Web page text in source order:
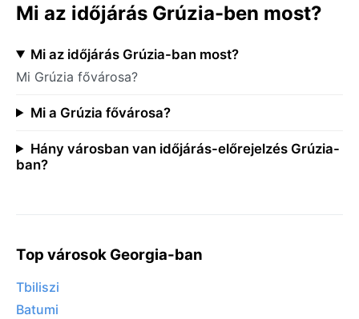
Mi az időjárás Grúzia-ben most?
Mi az időjárás Grúzia-ban most?
Mi Grúzia fővárosa?
Mi a Grúzia fővárosa?
Hány városban van időjárás-előrejelzés Grúzia-
ban?
Top városok Georgia-ban
Tbiliszi
Batumi